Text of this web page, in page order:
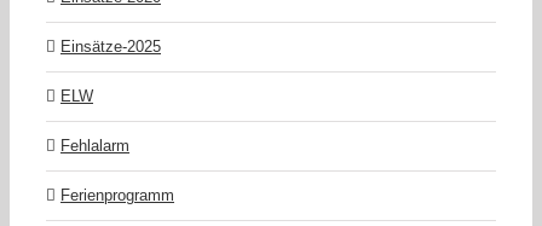
Einsätze-2025
ELW
Fehlalarm
Ferienprogramm